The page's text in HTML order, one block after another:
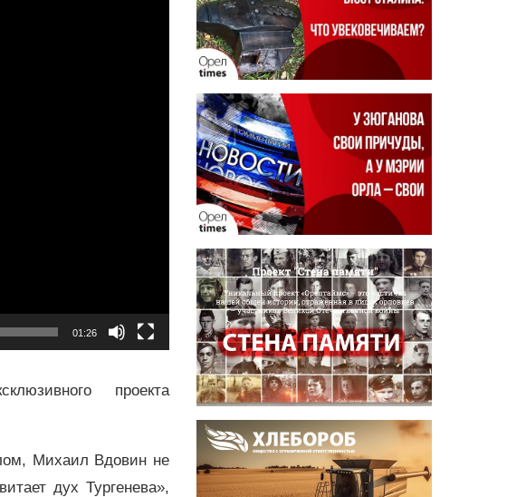
01:26
проекта
Михаил Вдовин не
дух Тургенева»,